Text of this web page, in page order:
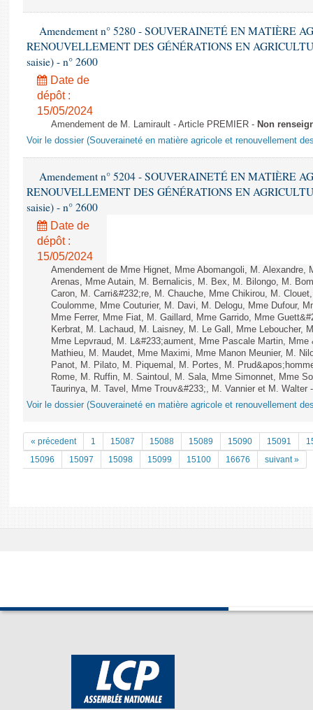
Amendement n° 5280 - SOUVERAINETÉ EN MATIÈRE
RENOUVELLEMENT DES GÉNÉRATIONS EN
saisie) - n° 2600
Date de
dépôt :
15/05/2024
Amendement de M. Lamirault - Article PREMIER - Non
Voir le dossier (Souveraineté en matière agricole et renouvellement
Amendement n° 5204 - SOUVERAINETÉ EN MATIÈRE
RENOUVELLEMENT DES GÉNÉRATIONS EN
saisie) - n° 2600
Date de
dépôt :
15/05/2024
Amendement de Mme Hignet, Mme Abomangoli, M. Alexandre,
Arenas, Mme Autain, M. Bernalicis, M. Bex, M. Bilongo, M.
Caron, M. Carri&#232;re, M. Chauche, Mme Chikirou, M.
Coulomme, Mme Couturier, M. Davi, M. Delogu, Mme Dufour,
Mme Ferrer, Mme Fiat, M. Gaillard, Mme Garrido, Mme
Kerbrat, M. Lachaud, M. Laisney, M. Le Gall, Mme Leboucher,
Mme Lepvraud, M. L&#233;aument, Mme Pascale Martin,
Mathieu, M. Maudet, Mme Maximi, Mme Manon Meunier, M.
Panot, M. Pilato, M. Piquemal, M. Portes, M.
Rome, M. Ruffin, M. Saintoul, M. Sala, Mme Simonnet, Mme
Taurinya, M. Tavel, Mme Trouv&#233;, M. Vannier et M.
Voir le dossier (Souveraineté en matière agricole et renouvellement
« précedent 1 15087 15088 15089 15090 15091
15096
15097 15098 15099 15100 16676 suivant »